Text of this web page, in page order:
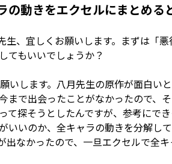
の動きをエクセルにまとめる
生、宜しくお願いします。まずは「
てもいいでしょうか？
いします。八月先生の原作が面白い
まで出会ったことがなかったので、
て探そうとしたんですが、参考に
いいのか、全キャラの動きを分解
出なかったので、一旦エクセルで